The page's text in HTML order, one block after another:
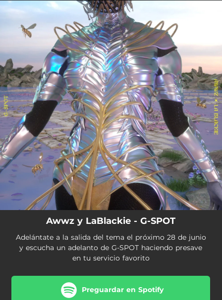
You're all set!
Awwz y LaBlackie - G-SPOT
Adelántate a la salida del tema el próximo 28 de junio
y escucha un adelanto de G-SPOT haciendo presave
en tu servicio favorito
Preguardar en Spotify
.